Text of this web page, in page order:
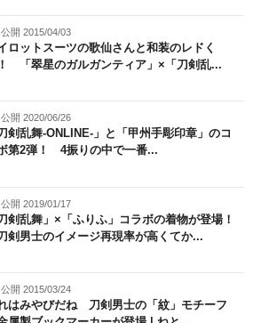
公開 2015/04/03
ロットスーツの歌仙さんと和装のレドく
「翠星のガルガンティア」×「刀剣乱...
公開 2020/06/26
刀剣乱舞-ONLINE-」と「甲州手彫印章」のコ
第2弾！ 4振りの中で一番...
公開 2019/01/17
刀剣乱舞」×「ふりふ」コラボの着物が登場！
剣男士のイメージ再現率が高くてか...
公開 2015/03/24
はみやびだね 刀剣男士の「紋」モチーフ